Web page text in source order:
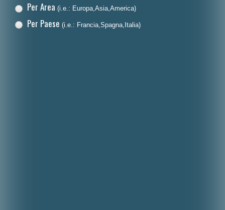
Dansk
Per Area (i.e.: Europa,Asia,America)
Per Paese (i.e.: Francia,Spagna,Italia)